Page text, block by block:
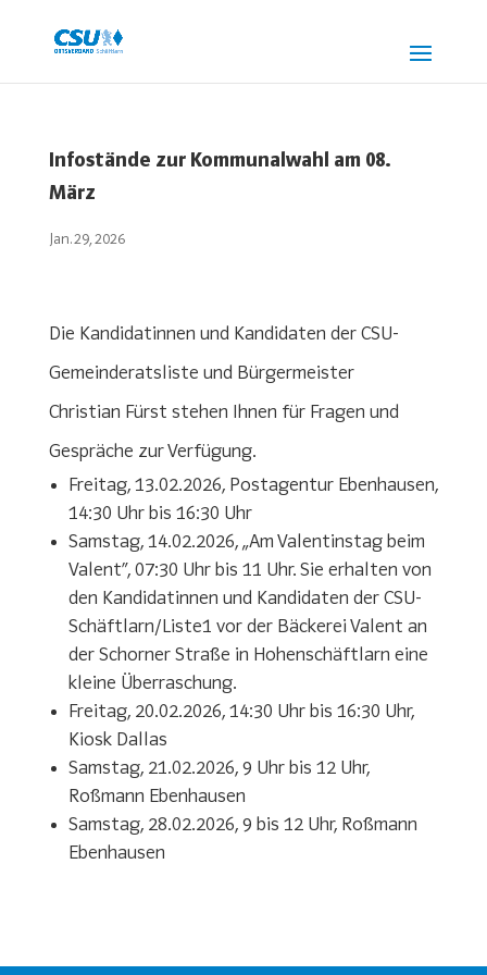
Infostände zur Kommunalwahl am 08.
März
Jan. 29, 2026
Die Kandidatinnen und Kandidaten der CSU-
Gemeinderatsliste und Bürgermeister
Christian Fürst stehen Ihnen für Fragen und
Gespräche zur Verfügung.
Freitag, 13.02.2026, Postagentur Ebenhausen,
14:30 Uhr bis 16:30 Uhr
Samstag, 14.02.2026, „Am Valentinstag beim
Valent“, 07:30 Uhr bis 11 Uhr. Sie erhalten von
den Kandidatinnen und Kandidaten der CSU-
Schäftlarn/Liste1 vor der Bäckerei Valent an
der Schorner Straße in Hohenschäftlarn eine
kleine Überraschung.
Freitag, 20.02.2026, 14:30 Uhr bis 16:30 Uhr,
Kiosk Dallas
Samstag, 21.02.2026, 9 Uhr bis 12 Uhr,
Roßmann Ebenhausen
Samstag, 28.02.2026, 9 bis 12 Uhr, Roßmann
Ebenhausen